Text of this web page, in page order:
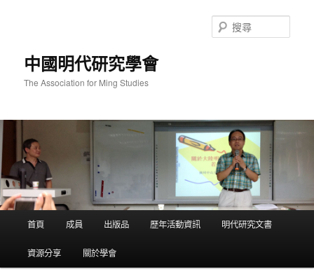
中國明代研究學會
The Association for Ming Studies
尋
首頁 成員 出版品 歷年活動資訊 明代研究文書
資源分享 關於學會